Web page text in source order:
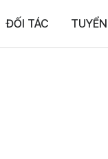
ĐỐI TÁC